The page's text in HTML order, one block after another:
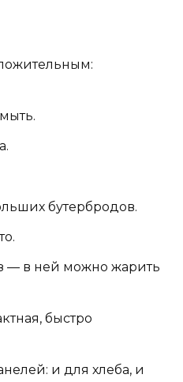
бутербродов.
— в ней можно жарить
быстро
и для хлеба, и